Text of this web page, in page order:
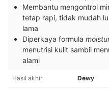
Membantu mengontrol
tetap rapi, tidak mudah
lama
Diperkaya formula
menutrisi kulit sambil
alami
Hasil akhir Dewy